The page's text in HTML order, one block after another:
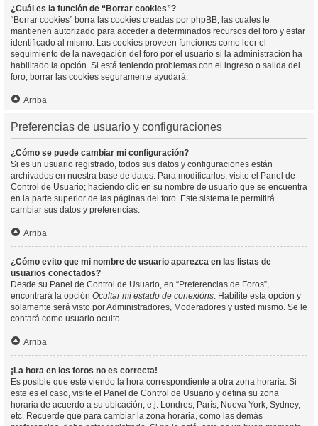
¿Cuál es la función de “Borrar cookies”?
“Borrar cookies” borra las cookies creadas por phpBB, las cuales le
mantienen autorizado para acceder a determinados recursos del foro y estar
identificado al mismo. Las cookies proveen funciones como leer el
seguimiento de la navegación del foro por el usuario si la administración ha
habilitado la opción. Si está teniendo problemas con el ingreso o salida del
foro, borrar las cookies seguramente ayudará.
Arriba
Preferencias de usuario y configuraciones
¿Cómo se puede cambiar mi configuración?
Si es un usuario registrado, todos sus datos y configuraciones están
archivados en nuestra base de datos. Para modificarlos, visite el Panel de
Control de Usuario; haciendo clic en su nombre de usuario que se encuentra
en la parte superior de las páginas del foro. Este sistema le permitirá
cambiar sus datos y preferencias.
Arriba
¿Cómo evito que mi nombre de usuario aparezca en las listas de
usuarios conectados?
Desde su Panel de Control de Usuario, en “Preferencias de Foros”,
encontrará la opción Ocultar mi estado de conexións. Habilite esta opción y
solamente será visto por Administradores, Moderadores y usted mismo. Se le
contará como usuario oculto.
Arriba
¡La hora en los foros no es correcta!
Es posible que esté viendo la hora correspondiente a otra zona horaria. Si
este es el caso, visite el Panel de Control de Usuario y defina su zona
horaria de acuerdo a su ubicación, e.j. Londres, París, Nueva York, Sydney,
etc. Recuerde que para cambiar la zona horaria, como las demás